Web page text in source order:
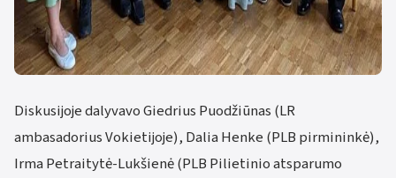
Diskusijoje dalyvavo Giedrius Puodžiūnas (LR
ambasadorius Vokietijoje), Dalia Henke (PLB pirmininkė),
Irma Petraitytė-Lukšienė (PLB Pilietinio atsparumo